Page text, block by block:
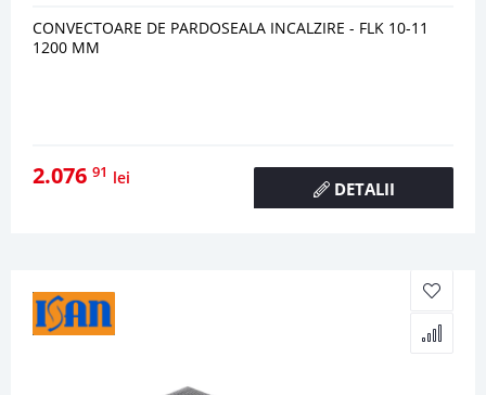
CONVECTOARE DE PARDOSEALA INCALZIRE - FLK 10-11
1200 MM
2.076 91 lei
DETALII